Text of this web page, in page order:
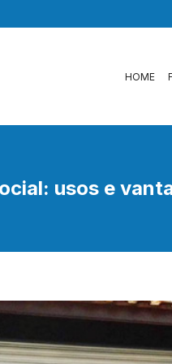
HOME
usos e